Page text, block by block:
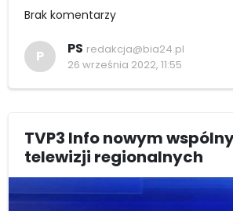
Brak komentarzy
P PS redakcja@bia24.pl
26 września 2022, 11:55
TVP3 Info nowym
telewizji regionalnych